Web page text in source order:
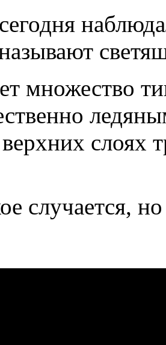
множество
верхних
случается,